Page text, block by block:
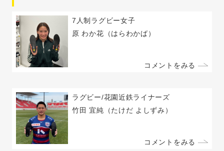
7人制ラグビー女子
原 わか花 （はらわかば）
コメントをみる
ラグビー/花園近鉄ライナーズ
竹田 宜純 （たけだ よしずみ）
コメントをみる